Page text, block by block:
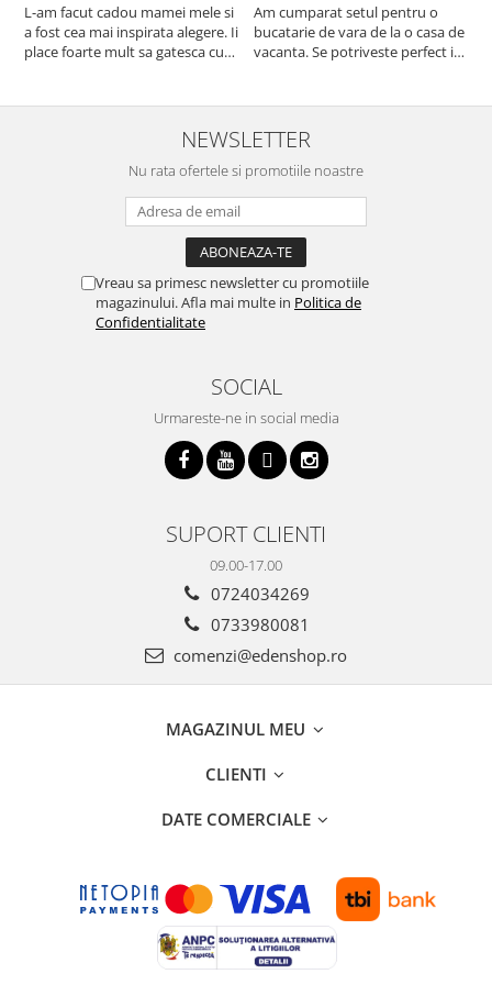
L-am facut cadou mamei mele si
a fost cea mai inspirata alegere. Ii
place foarte mult sa gatesca cu
cratita...ma gandesc serios sa imi
cumpar si eu! Recomand mult !
Am cumparat setul pentru o
bucatarie de vara de la o casa de
vacanta. Se potriveste perfect in
buna, recomand cu drag !
NEWSLETTER
Nu rata ofertele si promotiile noastre
Vreau sa primesc newsletter cu promotiile
magazinului. Afla mai multe in Politica de
Confidentialitate
SOCIAL
Urmareste-ne in social media
SUPORT CLIENTI
09.00-17.00
0724034269
0733980081
comenzi@edenshop.ro
MAGAZINUL MEU
CLIENTI
DATE COMERCIALE